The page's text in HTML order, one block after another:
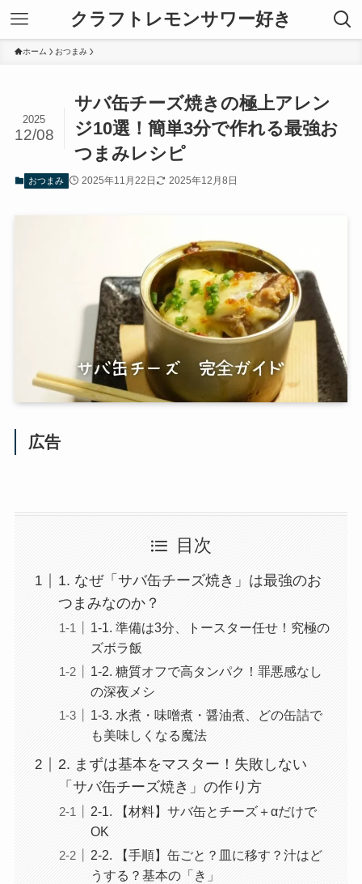
クラフトレモンサワー好き
ホーム おつまみ
サバ缶チーズ焼きの極上アレン
ジ10選！簡単3分で作れる最強お
つまみレシピ
2025
12/08
おつまみ 2025年11月22日 2025年12月8日
広告
目次
1. なぜ「サバ缶チーズ焼き」は最強のお
つまみなのか？
1-1. 準備は3分、トースター任せ！究極の
ズボラ飯
1-2. 糖質オフで高タンパク！罪悪感なし
の深夜メシ
1-3. 水煮・味噌煮・醤油煮、どの缶詰で
も美味しくなる魔法
2. まずは基本をマスター！失敗しない
「サバ缶チーズ焼き」の作り方
2-1. 【材料】サバ缶とチーズ＋αだけで
OK
2-2. 【手順】缶ごと？皿に移す？汁はど
うする？基本の「き」